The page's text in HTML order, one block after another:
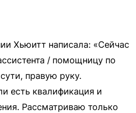
Хьюитт написала: «Сейчас
/ помощницу по
правую руку.
есть квалификация и
Рассматриваю только